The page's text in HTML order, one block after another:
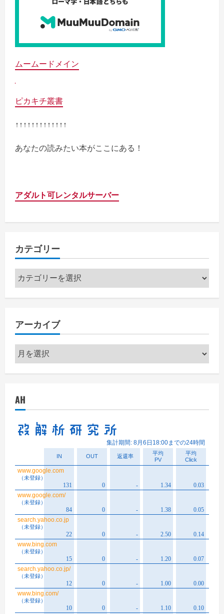
ムームードメイン
ピカキチ叢書
↑↑↑↑↑↑↑↑↑↑↑↑↑
あなたの読みたい本がここにある！
アダルト可レンタルサーバー
カテゴリー
カ
テ
ゴ
ー
アーカイブ
ア
ー
カ
ブ
AH